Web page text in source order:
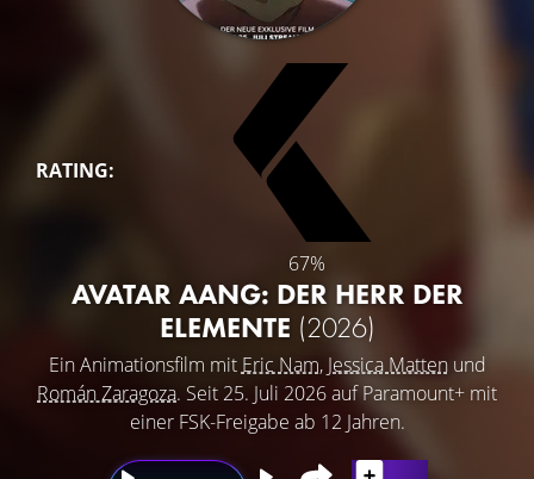
RATING:
67%
AVATAR AANG: DER HERR DER
ELEMENTE (2026)
Ein Animationsfilm mit Eric Nam, Jessica Mattenund
Román Zaragoza. Seit 25. Juli 2026 auf Paramount+ mit
einer FSK-Freigabe ab 12 Jahren.